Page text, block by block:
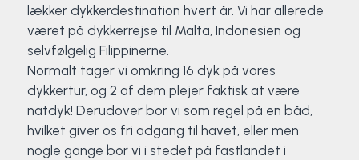
lækker dykkerdestination hvert år. Vi har allerede
været på dykkerrejse til Malta, Indonesien og
selvfølgelig Filippinerne.
Normalt tager vi omkring 16 dyk på vores
dykkertur, og 2 af dem plejer faktisk at være
natdyk! Derudover bor vi som regel på en båd,
hvilket giver os fri adgang til havet, eller men
nogle gange bor vi i stedet på fastlandet i